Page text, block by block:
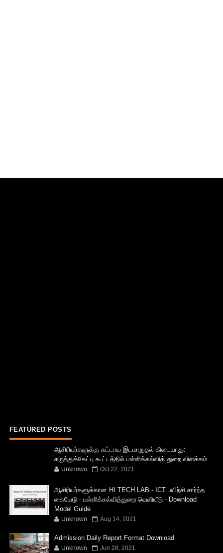
FEATURED POSTS
ஆசிரியர்களுக்கு கட்டாய இடமாறுதல் கிடையாது:
கருத்துக்கேட்பு கூட்டத்தில் பள்ளிக்கல்வித் துறை விளக்கம்
Unknown Oct 22, 2021
ஆசிரியர்களுக்கான HI TECH LAB - ICT பயிற்சி சார்ந்த
கையேடு - பள்ளிக்கல்வித்துறை வெளியீடு - Download
Model Guide
Unknown Aug 14, 2021
Admission Daily Report Format Download
Unknown Jun 28, 2021